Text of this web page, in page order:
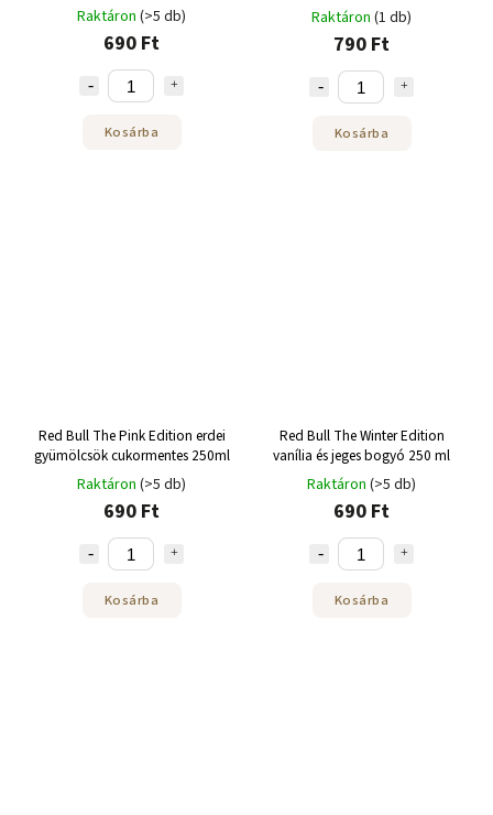
Raktáron (>5 db)
690 Ft
Kosárba
Raktáron (1 db)
790 Ft
Kosárba
Red Bull The Pink Edition erdei
gyümölcsök cukormentes 250ml
Raktáron (>5 db)
690 Ft
Kosárba
Red Bull The Winter Edition
vanília és jeges bogyó 250 ml
Raktáron (>5 db)
690 Ft
Kosárba